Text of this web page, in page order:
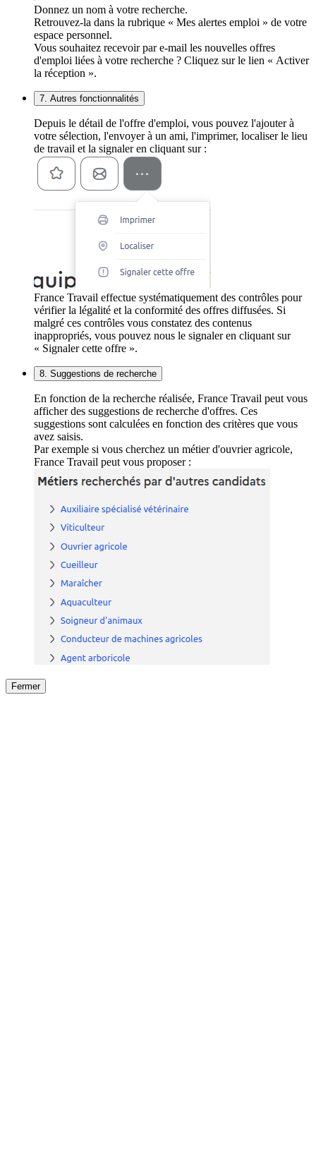
Donnez un nom à votre recherche.
Retrouvez-la dans la rubrique « Mes alertes emploi » de votre
espace personnel.
Vous souhaitez recevoir par e-mail les nouvelles offres
d'emploi liées à votre recherche ? Cliquez sur le lien « Activer
la réception ».
7. Autres fonctionnalités
Depuis le détail de l'offre d'emploi, vous pouvez l'ajouter à
votre sélection, l'envoyer à un ami, l'imprimer, localiser le lieu
de travail et la signaler en cliquant sur :
France Travail effectue systématiquement des contrôles pour
vérifier la légalité et la conformité des offres diffusées. Si
malgré ces contrôles vous constatez des contenus
inappropriés, vous pouvez nous le signaler en cliquant sur
« Signaler cette offre ».
8. Suggestions de recherche
En fonction de la recherche réalisée, France Travail peut vous
afficher des suggestions de recherche d'offres. Ces
suggestions sont calculées en fonction des critères que vous
avez saisis.
Par exemple si vous cherchez un métier d'ouvrier agricole,
France Travail peut vous proposer :
Fermer